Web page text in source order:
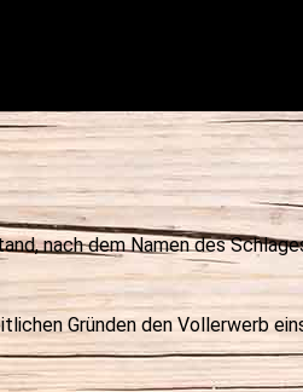
nach dem Namen des
Gründen den Vollerwerb